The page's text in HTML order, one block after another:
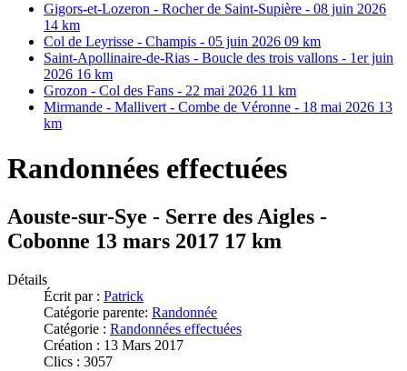
Gigors-et-Lozeron - Rocher de Saint-Supière - 08 juin 2026
14 km
Col de Leyrisse - Champis - 05 juin 2026 09 km
Saint-Apollinaire-de-Rias - Boucle des trois vallons - 1er juin
2026 16 km
Grozon - Col des Fans - 22 mai 2026 11 km
Mirmande - Mallivert - Combe de Véronne - 18 mai 2026 13
km
Randonnées effectuées
Aouste-sur-Sye - Serre des Aigles -
Cobonne 13 mars 2017 17 km
Détails
Écrit par : Patrick
Catégorie parente: Randonnée
Catégorie : Randonnées effectuées
Création : 13 Mars 2017
Clics : 3057